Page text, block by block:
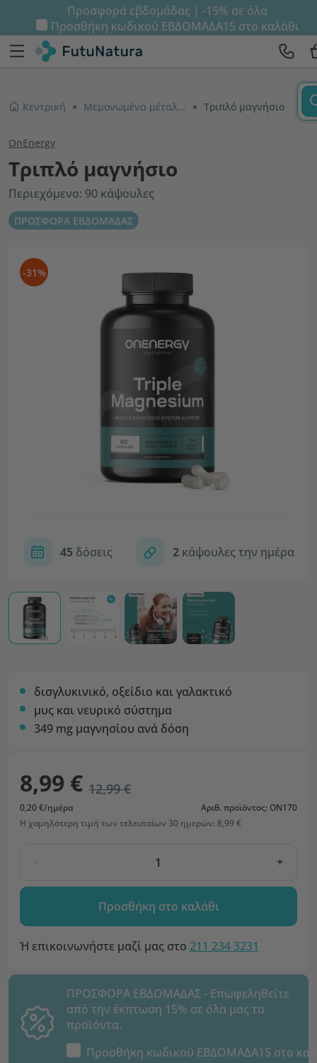
Προσφορά εβδομάδας | -15% σε όλα
Προσθήκη κωδικού ΕΒΔΟΜΑΔΑ15 στο καλάθι
Κεντρική Μεμονωμένα μέταλλα Τριπλό μαγνήσιο
OnEnergy
Τριπλό μαγνήσιο
Περιεχόμενο: 90 κάψουλες
ΠΡΟΣΦΟΡΑ ΕΒΔΟΜΑΔΑΣ
-31%
45δόσεις 2κάψουλες την ημέρα
δισγλυκινικό, οξείδιο και γαλακτικό
μυς και νευρικό σύστημα
349 mg μαγνησίου ανά δόση
8,99 € 12,99 €
0,20 €/ημέρα
Αριθ. προϊόντος: ON170
Η χαμηλότερη τιμή των τελευταίων 30 ημερών: 8,99 €
- +
Προσθήκη στο καλάθι
Ή επικοινωνήστε μαζί μας στο 211 234 3231
ΠΡΟΣΦΟΡΑ ΕΒΔΟΜΑΔΑΣ - Επωφεληθείτε
από την έκπτωση 15% σε όλα μας τα
προϊόντα.
Προσθήκη κωδικού ΕΒΔΟΜΑΔΑ15 στο